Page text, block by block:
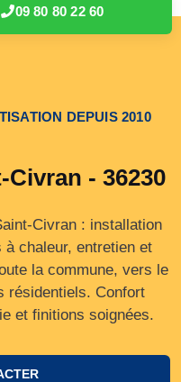
09 80 80 22 60
DEPUIS 2010
- 36230
Civran : installation
chaleur, entretien et
la commune, vers le
résidentiels. Confort
et finitions soignées.